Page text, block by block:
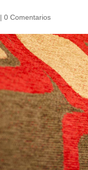
|0 Comentarios